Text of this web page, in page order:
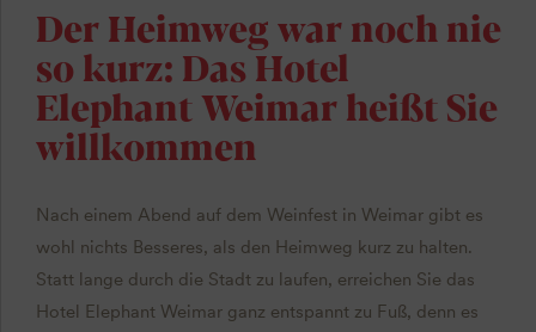
Der Heimweg war noch nie
so kurz: Das Hotel
Elephant Weimar heißt Sie
willkommen
Nach einem Abend auf dem Weinfest in Weimar gibt es
wohl nichts Besseres, als den Heimweg kurz zu halten.
Statt lange durch die Stadt zu laufen, erreichen Sie das
Hotel Elephant Weimar ganz entspannt zu Fuß, denn es